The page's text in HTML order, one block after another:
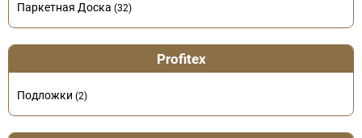
Паркетная Доска (32)
Profitex
Подложки (2)